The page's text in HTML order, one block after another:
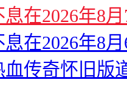
息在2026年8
息在2026年8
血传奇怀旧版